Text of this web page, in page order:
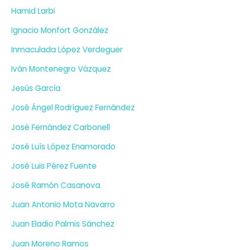
Hamid Larbi
Ignacio Monfort González
Inmaculada López Verdeguer
Iván Montenegro Vázquez
Jesús García
José Ángel Rodríguez Fernández
José Fernández Carbonell
José Luís López Enamorado
José Luis Pérez Fuente
José Ramón Casanova
Juan Antonio Mota Navarro
Juan Eladio Palmis Sánchez
Juan Moreno Ramos